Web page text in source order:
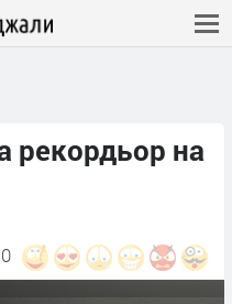
рекордьор на
0